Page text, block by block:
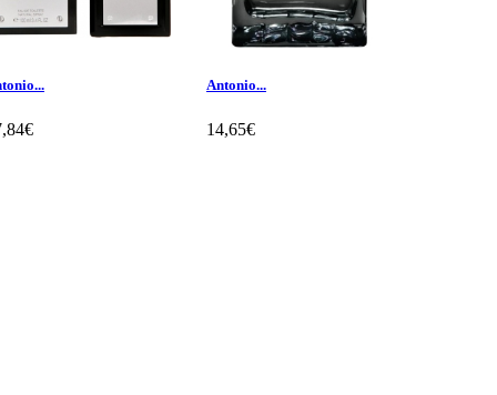
Antonio...
14,65€